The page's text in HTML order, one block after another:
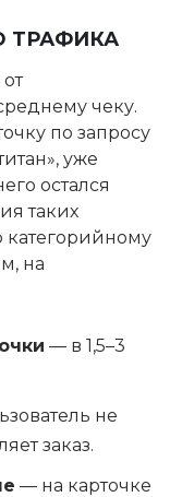
ТРАФИКА
чеку.
по запросу
уже
остался
таких
на
— в 1,5–3
не
заказ.
— на карточке